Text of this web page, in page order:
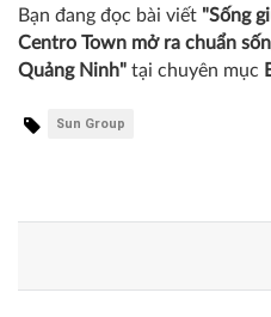
Bạn đang đọc bài viết "Sống
Centro Town mở ra chuẩn
Quảng Ninh" tại chuyên mục
Sun Group